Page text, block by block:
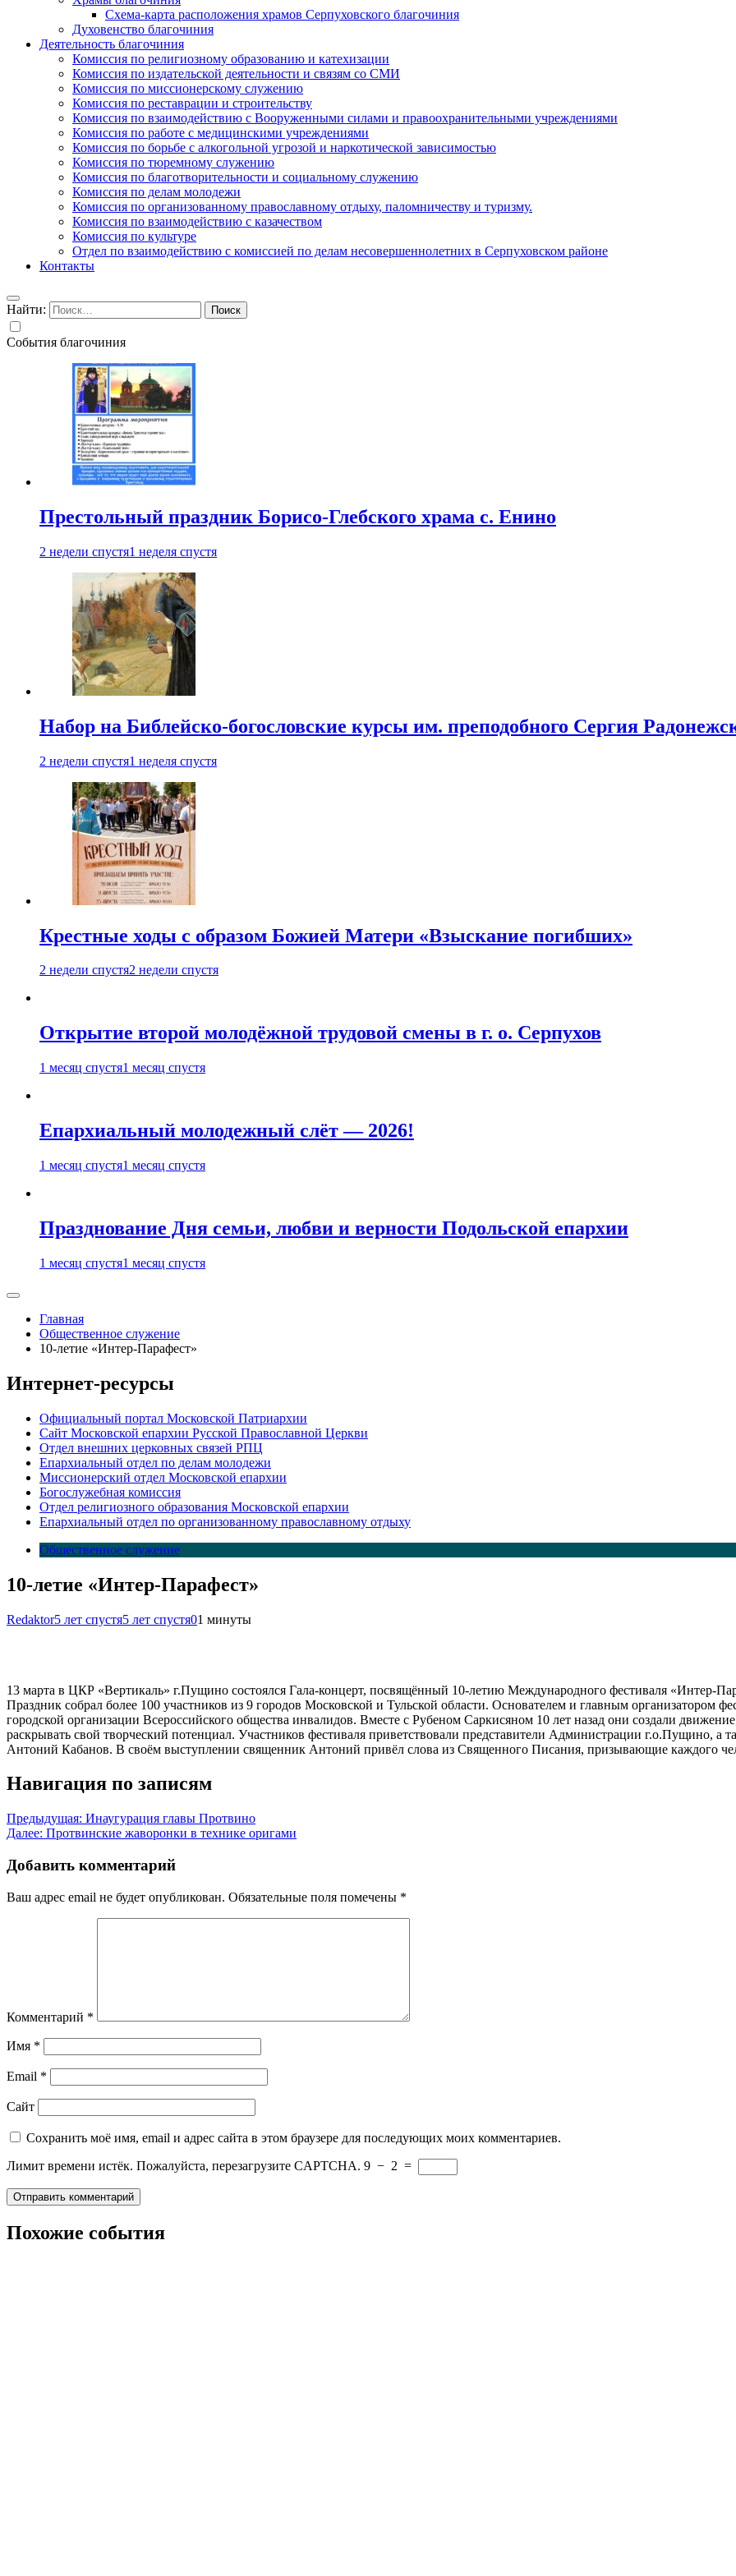
Схема-карта расположения храмов Серпуховского благочиния
Духовенство благочиния
Деятельность благочиния
Комиссия по религиозному образованию и катехизации
Комиссия по издательской деятельности и связям со СМИ
Комиссия по миссионерскому служению
Комиссия по реставрации и строительству
Комиссия по взаимодействию с Вооруженными силами и правоохранительными учреждениями
Комиссия по работе с медицинскими учреждениями
Комиссия по борьбе с алкогольной угрозой и наркотической зависимостью
Комиссия по тюремному служению
Комиссия по благотворительности и социальному служению
Комиссия по делам молодежи
Комиссия по организованному православному отдыху, паломничеству и туризму.
Комиссия по взаимодействию с казачеством
Комиссия по культуре
Отдел по взаимодействию с комиссией по делам несовершеннолетних в Серпуховском районе
Контакты
Найти:
События благочиния
Престольный праздник Борисо-Глебского храма с. Енино
2 недели спустя1 неделя спустя
Набор на Библейско-богословские курсы им. преподобного Сергия
2 недели спустя1 неделя спустя
Крестные ходы с образом Божией Матери «Взыскание погибших»
2 недели спустя2 недели спустя
Открытие второй молодёжной трудовой смены в г. о. Серпухов
1 месяц спустя1 месяц спустя
Епархиальный молодежный слёт — 2026!
1 месяц спустя1 месяц спустя
Празднование Дня семьи, любви и верности Подольской епархии
1 месяц спустя1 месяц спустя
Главная
Общественное служение
10-летие «Интер-Парафест»
Интернет-ресурсы
Официальный портал Московской Патриархии
Сайт Московской епархии Русской Православной Церкви
Отдел внешних церковных связей РПЦ
Епархиальный отдел по делам молодежи
Миссионерский отдел Московской епархии
Богослужебная комиссия
Отдел религиозного образования Московской епархии
Епархиальный отдел по организованному православному отдыху
Общественное служение
10-летие «Интер-Парафест»
Redaktor5 лет спустя5 лет спустя01 минуты
13 марта в ЦКР «Вертикаль» г.Пущино состоялся Гала-концерт, посвящённый 10-летию Международного фестиваля «Интер-
Праздник собрал более 100 участников из 9 городов Московской и Тульской области. Основателем и главным организатором
городской организации Всероссийского общества инвалидов. Вместе с Рубеном Саркисяном 10 лет назад они создали
раскрывать свой творческий потенциал. Участников фестиваля приветствовали представители Администрации г.о.Пущино,
Антоний Кабанов. В своём выступлении священник Антоний привёл слова из Священного Писания, призывающие каждого
Навигация по записям
Предыдущая: Инаугурация главы Протвино
Далее: Протвинские жаворонки в технике оригами
Добавить комментарий
Ваш адрес email не будет опубликован. Обязательные поля помечены *
Комментарий *
Имя *
Email *
Сайт
Сохранить моё имя, email и адрес сайта в этом браузере для последующих моих комментариев.
Лимит времени истёк. Пожалуйста, перезагрузите CAPTCHA. 9 − 2 =
Похожие события